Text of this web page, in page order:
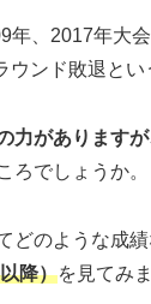
年、2017年大
ンド敗退とい
力があります
ろでしょうか。
どのような成績
降）を見てみ